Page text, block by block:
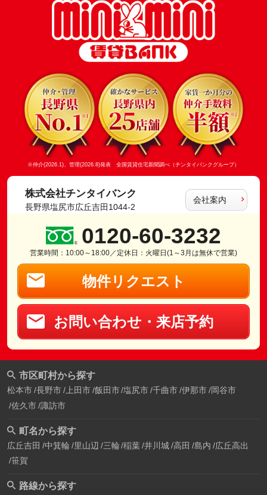
※仲介(2026.1)、管理(2026.8)発表 全国賃貸住宅新聞調べ（チンタイバンクグループ）
株式会社チンタイバンク
長野県塩尻市広丘吉田1044-2
会社案内
0120-60-3232
営業時間：10:00～18:00／定休日：火曜日(1～3月は無休で営業)
物件リクエスト
お問い合わせ・来店予約
市区町村から探す
松本市 長野市 上田市 飯田市 塩尻市 千曲市 伊那市 岡谷市
佐久市 諏訪市
町名から探す
広丘吉田 中箕輪 里山辺 三輪 稲葉 井川城 高田 島内 広丘高出
笹賀
路線から探す